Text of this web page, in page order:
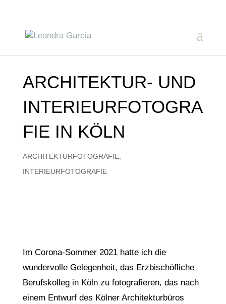
ARCHITEKTUR- UND
INTERIEURFOTOGRA
FIE IN KÖLN
ARCHITEKTURFOTOGRAFIE,
INTERIEURFOTOGRAFIE
Im Corona-Sommer 2021 hatte ich die
wundervolle Gelegenheit, das Erzbischöfliche
Berufskolleg in Köln zu fotografieren, das nach
einem Entwurf des Kölner Architekturbüros